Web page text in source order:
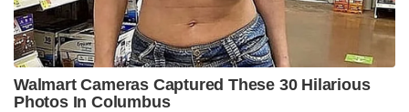
Walmart Cameras Captured These 30 Hilarious
Photos In Columbus